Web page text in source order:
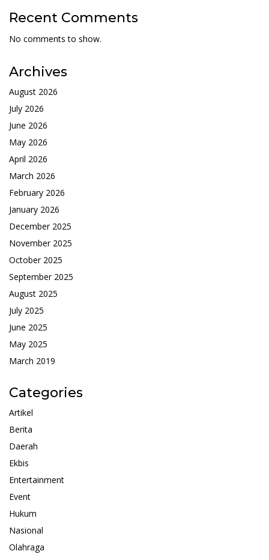
Recent Comments
No comments to show.
Archives
August 2026
July 2026
June 2026
May 2026
April 2026
March 2026
February 2026
January 2026
December 2025
November 2025
October 2025
September 2025
August 2025
July 2025
June 2025
May 2025
March 2019
Categories
Artikel
Berita
Daerah
Ekbis
Entertainment
Event
Hukum
Nasional
Olahraga